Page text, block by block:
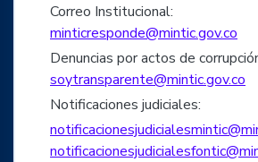
Correo Institucional:
minticresponde@mintic.gov.co
Denuncias por actos de
soytransparente@mintic.gov.co
Notificaciones judiciales: